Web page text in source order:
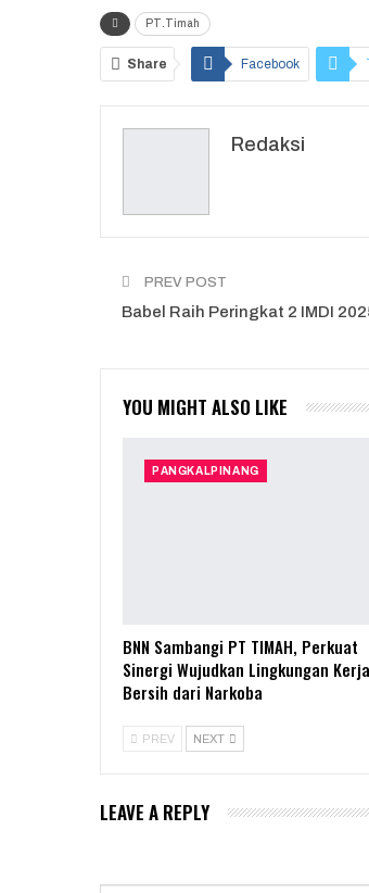
PT.Timah
Share Facebook
Redaksi
PREV POST
Babel Raih Peringkat 2 IMDI
YOU MIGHT ALSO LIKE
PANGKALPINANG
BNN Sambangi PT TIMAH, Perkuat
Sinergi Wujudkan Lingkungan Kerja
Bersih dari Narkoba
PREV NEXT
LEAVE A REPLY